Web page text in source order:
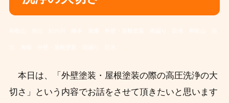
本日は、
「外壁塗装・屋根塗装の際の高圧洗浄の大
切さ 」 という内容でお話をさせて頂きたいと思います